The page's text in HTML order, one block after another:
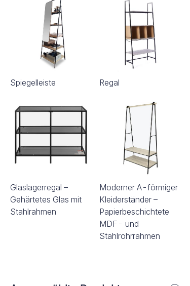
Spiegelleiste Regal
Glaslagerregal –
Gehärtetes Glas mit
Stahlrahmen
Moderner A-förmiger
Kleiderständer –
Papierbeschichtete
MDF- und
Stahlrohrrahmen